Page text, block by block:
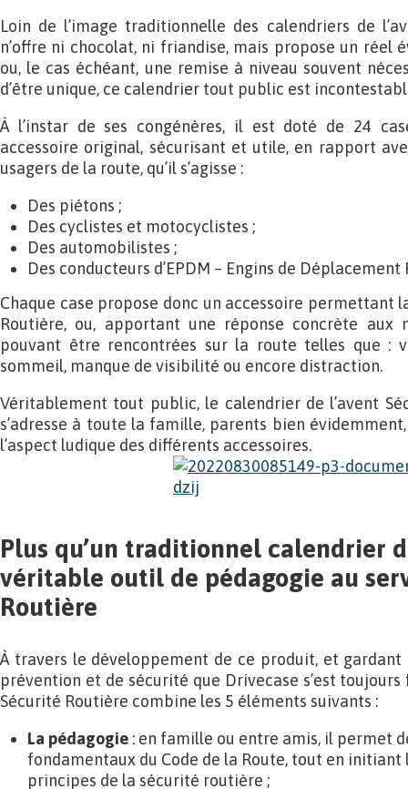
Loin de l’image traditionnelle des calendriers de
n’offre ni chocolat, ni friandise, mais propose un réel
ou, le cas échéant, une remise à niveau souvent
d’être unique, ce calendrier tout public est
À l’instar de ses congénères, il est doté de 24
accessoire original, sécurisant et utile, en rapport
usagers de la route, qu’il s’agisse :
Des piétons ;
Des cyclistes et motocyclistes ;
Des automobilistes ;
Des conducteurs d’EPDM – Engins de
Chaque case propose donc un accessoire permettant
Routière, ou, apportant une réponse concrète aux
pouvant être rencontrées sur la route telles que :
sommeil, manque de visibilité ou encore distraction.
Véritablement tout public, le calendrier de l’avent
s’adresse à toute la famille, parents bien
l’aspect ludique des différents accessoires.
Plus qu’un traditionnel calendrier
véritable outil de pédagogie au
Routière
À travers le développement de ce produit, et
prévention et de sécurité que Drivecase s’est
Sécurité Routière combine les 5 éléments suivants :
La pédagogie : en famille ou entre amis, il permet
fondamentaux du Code de la Route, tout en initiant
principes de la sécurité routière ;